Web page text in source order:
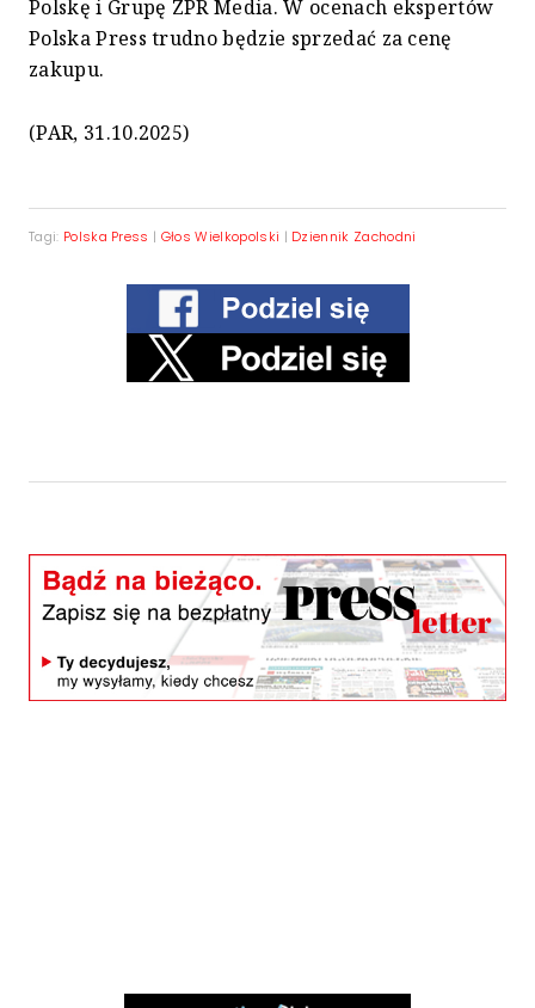
Polskę i Grupę ZPR Media. W ocenach ekspertów
Polska Press trudno będzie sprzedać za cenę
zakupu.
(PAR, 31.10.2025)
Tagi: Polska Press | Głos Wielkopolski | Dziennik Zachodni